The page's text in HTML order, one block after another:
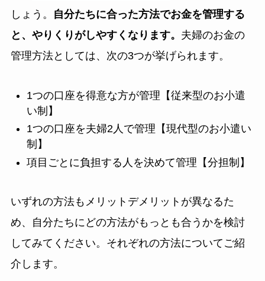
しょう。
自分たちに合った方法でお金を管理する
と、やりくりがしやすくなります。 夫婦のお金の
管理方法としては、次の3つが挙げられます。
1つの口座を得意な方が管理【従来型のお小遣
い制】
1つの口座を夫婦2人で管理【現代型のお小遣い
制】
項目ごとに負担する人を決めて管理【分担制】
いずれの方法もメリットデメリットが異なるた
め、自分たちにどの方法がもっとも合うかを検討
してみてください。それぞれの方法についてご紹
介します。